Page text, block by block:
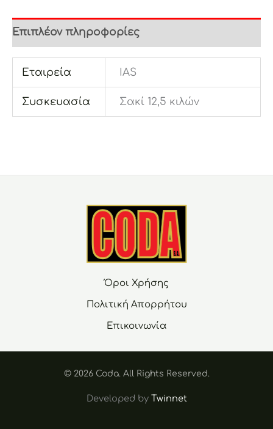
Επιπλέον πληροφορίες
Εταιρεία IAS
Συσκευασία Σακί 12,5 κιλών
Όροι Χρήσης
Πολιτική Απορρήτου
Επικοινωνία
© 2026 Coda. Αll Rights Reserved.
Developed by Twinnet